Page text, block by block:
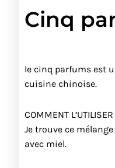
Cinq
le cinq parfums est
cuisine chinoise.
COMMENT
Je trouve ce
avec miel.